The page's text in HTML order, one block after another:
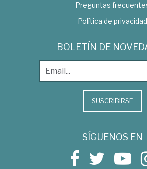
Preguntas
Política de privacidad
BOLETÍN DE
SUSCRIBIRSE
SÍGUENOS EN